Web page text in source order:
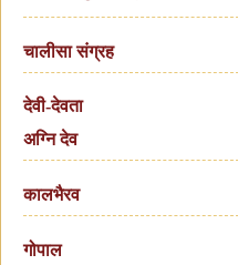
चालीसा संग्रह
देवी-देवता
अग्नि देव
कालभैरव
गोपाल